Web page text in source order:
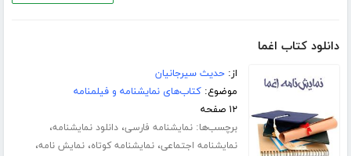
دانلود کتاب اغما
از:حدیث سیرجانیان
موضوع:کتاب‌های نمایشنامه و فیلمنامه
۱۲ صفحه
برچسب‌ها:نمایشنامه فارسی،دانلود نمایشنامه،
نمایشنامه اجتماعی،نمایشنامه کوتاه،نمایش نامه،